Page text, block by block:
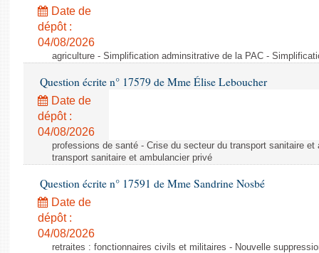
Budget et sécurité sociale
Questions écrites et orales
Comptes rendus des débats
Date de
dépôt :
04/08/2026
agriculture - Simplification adminsitrative de la PAC -
Question écrite n° 17579 de Mme Élise Leboucher
Date de
dépôt :
04/08/2026
professions de santé - Crise du secteur du transport sanitaire
transport sanitaire et ambulancier privé
Question écrite n° 17591 de Mme Sandrine Nosbé
Date de
dépôt :
04/08/2026
retraites : fonctionnaires civils et militaires - Nouvelle